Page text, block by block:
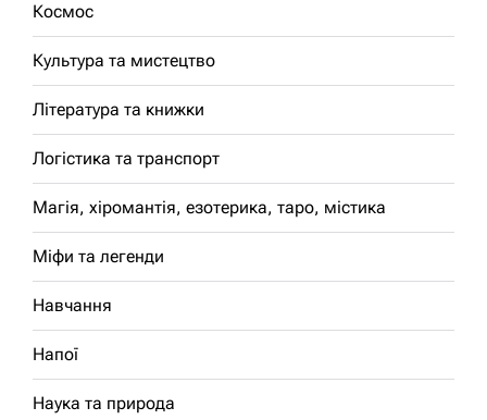
Космос
Культура та мистецтво
Література та книжки
Логістика та транспорт
Магія, хіромантія, езотерика, таро, містика
Міфи та легенди
Навчання
Напої
Наука та природа